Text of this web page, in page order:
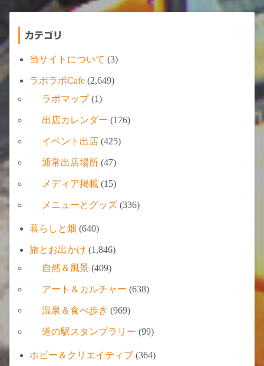
カテゴリ
当サイトについて (3)
ラポラポCafe (2,649)
ラポマップ(1)
出店カレンダー (176)
イベント出店 (425)
通常出店場所 (47)
メディア掲載 (15)
メニューとグッズ (336)
暮らしと畑 (640)
旅とお出かけ (1,846)
自然＆風景 (409)
アート＆カルチャー (638)
温泉＆食べ歩き (969)
道の駅スタンプラリー (99)
ホビー＆クリエイティブ (364)